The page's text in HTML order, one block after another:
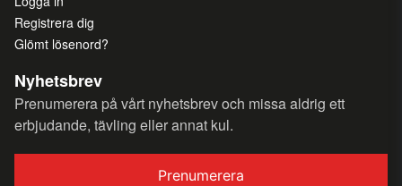
Registrera dig
Glömt lösenord?
Nyhetsbrev
Prenumerera på vårt nyhetsbrev och missa aldrig ett
erbjudande, tävling eller annat kul.
Prenumerera